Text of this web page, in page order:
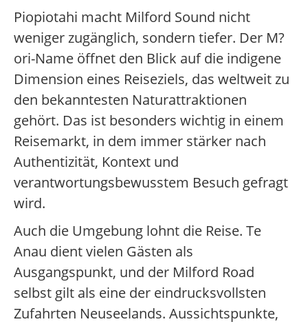
Piopiotahi macht Milford Sound nicht
weniger zugänglich, sondern tiefer. Der M?
ori-Name öffnet den Blick auf die indigene
Dimension eines Reiseziels, das weltweit zu
den bekanntesten Naturattraktionen
gehört. Das ist besonders wichtig in einem
Reisemarkt, in dem immer stärker nach
Authentizität, Kontext und
verantwortungsbewusstem Besuch gefragt
wird.
Auch die Umgebung lohnt die Reise. Te
Anau dient vielen Gästen als
Ausgangspunkt, und der Milford Road
selbst gilt als eine der eindrucksvollsten
Zufahrten Neuseelands. Aussichtspunkte,